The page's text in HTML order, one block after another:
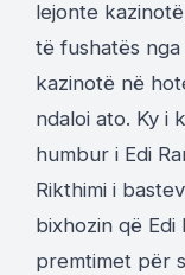
lejonte
të fushatës nga
kazinotë në
ndaloi ato. Ky i
humbur i Edi
Rikthimi i
bixhozin që
premtimet për